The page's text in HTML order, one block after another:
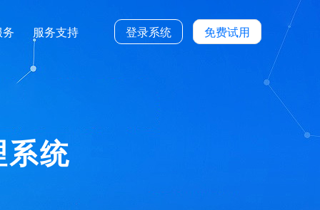
服务支持 登录系统 免费试用
系统